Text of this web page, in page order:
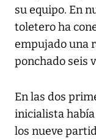
su equipo. En
toletero ha
empujado una
ponchado seis
En las dos
inicialista
los nueve